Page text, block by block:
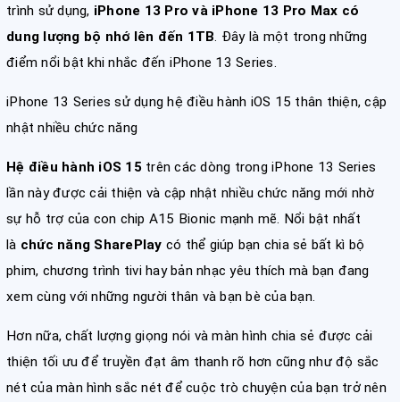
trình sử dụng, iPhone 13 Pro và iPhone 13 Pro Max có
dung lượng bộ nhớ lên đến 1TB. Đây là một trong những
điểm nổi bật khi nhắc đến iPhone 13 Series.
iPhone 13 Series sử dụng hệ điều hành iOS 15 thân thiện, cập
nhật nhiều chức năng
Hệ điều hành iOS 15trên các dòng trong iPhone 13 Series
lần này được cải thiện và cập nhật nhiều chức năng mới nhờ
sự hỗ trợ của con chip A15 Bionic mạnh mẽ. Nổi bật nhất
là chức năng SharePlay có thể giúp bạn chia sẻ bất kì bộ
phim, chương trình tivi hay bản nhạc yêu thích mà bạn đang
xem cùng với những người thân và bạn bè của bạn.
Hơn nữa, chất lượng giọng nói và màn hình chia sẻ được cải
thiện tối ưu để truyền đạt âm thanh rõ hơn cũng như độ sắc
nét của màn hình sắc nét để cuộc trò chuyện của bạn trở nên